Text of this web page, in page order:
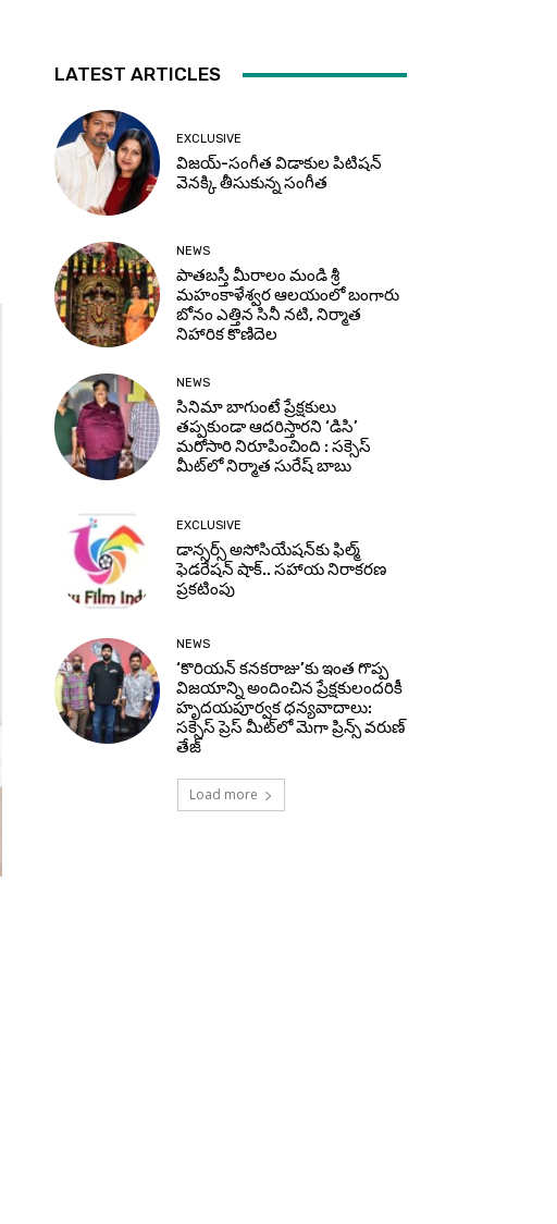
LATEST ARTICLES
EXCLUSIVE
విజయ్-సంగీత విడాకుల పిటిషన్
వెనక్కి తీసుకున్న సంగీత
NEWS
పాతబస్తీ మీరాలం మండి శ్రీ
మహంకాళేశ్వర ఆలయంలో బంగారు
బోనం ఎత్తిన సినీ నటి, నిర్మాత
నిహారిక కొణిదెల
NEWS
సినిమా బాగుంటే ప్రేక్షకులు
తప్పకుండా ఆదరిస్తారని ‘డిసి’
మరోసారి నిరూపించింది : సక్సెస్
మీట్‌లో నిర్మాత సురేష్ బాబు
EXCLUSIVE
డాన్సర్స్ అసోసియేషన్‌కు ఫిల్మ్
ఫెడరేషన్ షాక్.. సహాయ నిరాకరణ
ప్రకటింపు
NEWS
‘కొరియన్ కనకరాజు’కు ఇంత గొప్ప
విజయాన్ని అందించిన ప్రేక్షకులందరికీ
హృదయపూర్వక ధన్యవాదాలు:
సక్సెస్ ప్రెస్ మీట్‌లో మెగా ప్రిన్స్ వరుణ్
తేజ్
Load more